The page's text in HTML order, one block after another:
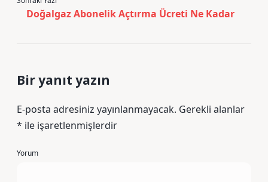
Doğalgaz Abonelik Açtırma Ücreti Ne Kadar
Bir yanıt yazın
E-posta adresiniz yayınlanmayacak. Gerekli alanlar
* ile işaretlenmişlerdir
Yorum